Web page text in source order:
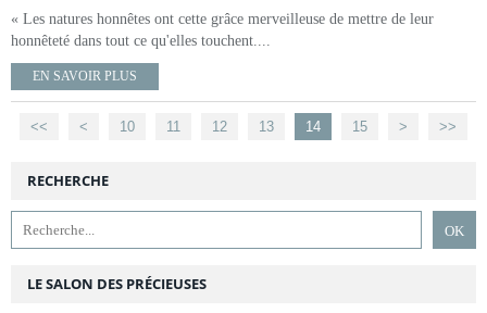
« Les natures honnêtes ont cette grâce merveilleuse de mettre de leur
honnêteté dans tout ce qu'elles touchent....
EN SAVOIR PLUS
<< < 10 11 12 13 14 15 > >>
RECHERCHE
LE SALON DES PRÉCIEUSES